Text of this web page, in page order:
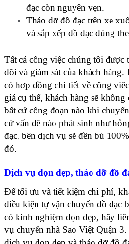
đạc còn nguyên vẹn.
Tháo dỡ đồ đạc trên xe
và sắp xếp đồ đạc đúng
Tất cả công việc chúng tôi được
dõi và giám sát của khách
có hợp đồng chi tiết về công
giá cụ thể, khách hàng sẽ không
bất cứ công đoạn nào khi
cứ vấn đề nào phát sinh như
đạc, bên dịch vụ sẽ đền bù
đó.
Dịch vụ dọn dẹp, tháo dỡ đồ
Để tối ưu và tiết kiệm chi phí,
điều kiện tự vận chuyển đồ đạc
có kinh nghiệm dọn dẹp, hãy
vụ chuyển nhà Sao Việt Quận